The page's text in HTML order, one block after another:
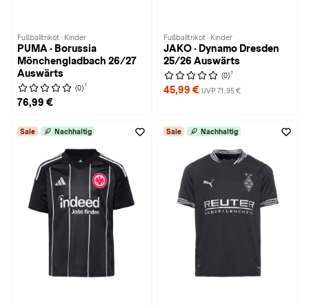
Fußballtrikot · Kinder
PUMA · Borussia
Mönchengladbach 26/27
Auswärts
(0) 1
76,99 €
Fußballtrikot · Kinder
JAKO · Dynamo Dresden
25/26 Auswärts
(0) 1
45,99 € UVP 71,95 €
Sale Nachhaltig Sale Nachhaltig